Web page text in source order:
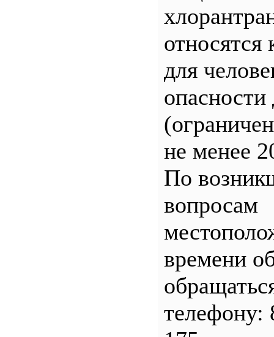
относятся
для
опасности
не менее
По
вопросам
времени
телефону: